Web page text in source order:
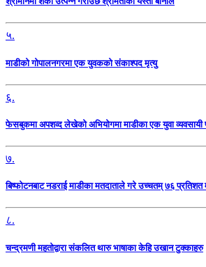
५.
माडीको गोपालनगरमा एक युवकको संकाश्पद मृत्यु
६.
फेसबुकमा अपशव्द लेखेको अभियोगमा माडीका एक युवा व्यवसायी
७.
बिष्फोटनबाट नडराई माडीका मतदाताले गरे उच्चतम् ७६ प्रतिशत
८.
चन्द्रमणी महतोद्वारा संकलित थारु भाषाका केहि उखान टुक्काहरु